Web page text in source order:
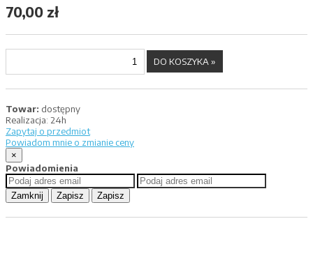
70,00 zł
Towar: dostępny
Realizacja: 24h
Zapytaj o przedmiot
Powiadom mnie o zmianie ceny
×
Powiadomienia
Zamknij Zapisz Zapisz